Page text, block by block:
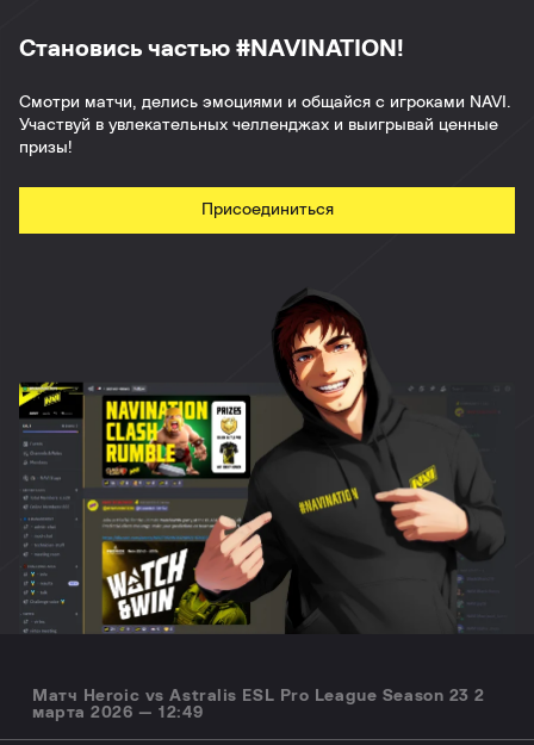
Становись частью #NAVINATION!
Смотри матчи, делись эмоциями и общайся с игроками NAVI.
Участвуй в увлекательных челленджах и выигрывай ценные
призы!
Присоединиться
Матч Heroic vs Astralis ESL Pro League Season 23 2
марта 2026 — 12:49